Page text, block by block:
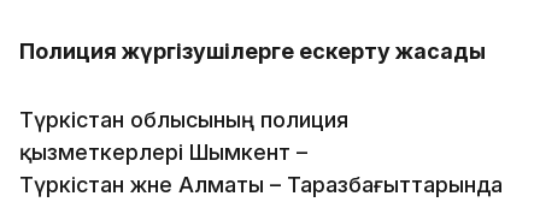
Полиция жүргізушілерге ескерту жасады
Түркістан облысының полиция
қызметкерлері Шымкент –
Түркістан және Алматы – Таразбағыттарында